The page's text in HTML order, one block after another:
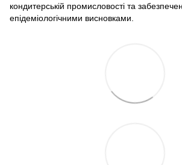
кондитерській промисловості та
епідеміологічними висновками.